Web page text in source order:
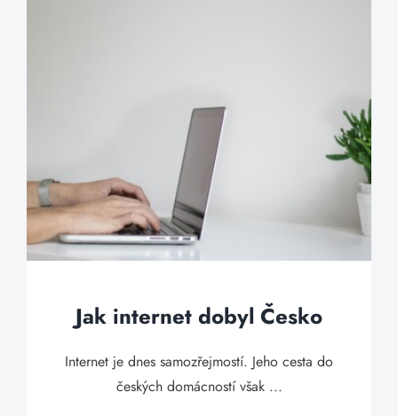
Jak internet dobyl Česko
Internet je dnes samozřejmostí. Jeho cesta do
českých domácností však ...